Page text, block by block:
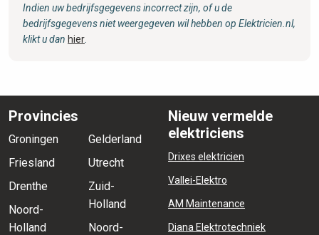
Indien uw bedrijfsgegevens incorrect zijn, of u de
bedrijfsgegevens niet weergegeven wil hebben op Elektricien.nl,
klikt u dan hier
Provincies
Groningen
Friesland
Drenthe
Noord-
Holland
Gelderland
Utrecht
Zuid-
Holland
Noord-
Nieuw vermelde
elektriciens
Drixes elektricien
Vallei-Elektro
AM Maintenance
Diana Elektrotechniek